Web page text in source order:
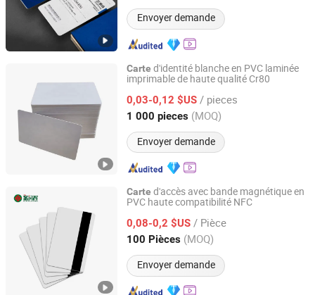
Envoyer demande
Carte d'identité blanche en PVC laminée
imprimable de haute qualité Cr80
0,03-0,12 $US / pieces
1 000 pieces (MOQ)
Envoyer demande
Guangzhou Jiezhong Intelligent Technology Co., Ltd
Guangdong, China Depuis 2025
Carte d'accès avec bande magnétique en
PVC haute compatibilité NFC
0,08-0,2 $US / Pièce
100 Pièces (MOQ)
Envoyer demande
Shenzhen Xinrunhui Smart Card Limited
Guangdong, China Depuis 2026